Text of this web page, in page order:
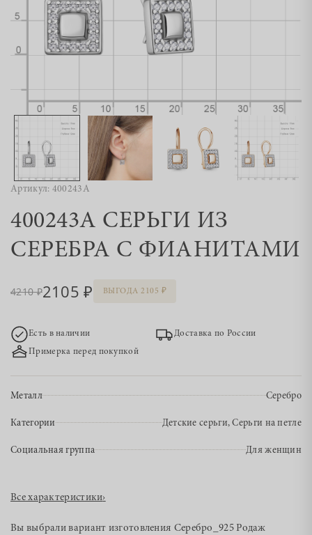
Артикул: 400243А
400243А СЕРЬГИ ИЗ
СЕРЕБРА С ФИАНИТАМИ
4210 2105 ВЫГОДА 2105
Есть в наличии
Доставка по России
Примерка перед покупкой
Металл Серебро
Категории Детские серьги, Серьги на петле
Социальная группа Для женщин
Все характеристики›
Вы выбрали вариант изготовления Серебро_925 Родаж